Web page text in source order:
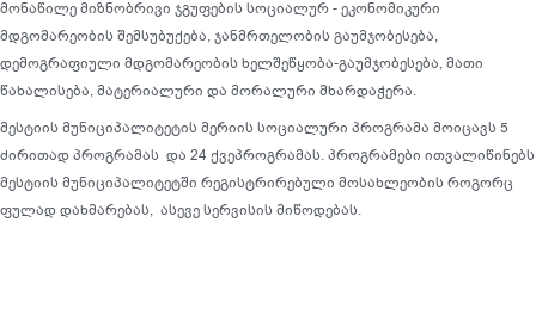
მონაწილე მიზნობრივი ჯგუფების სოციალურ - ეკონომიკური
მდგომარეობის შემსუბუქება, ჯანმრთელობის გაუმჯობესება,
დემოგრაფიული მდგომარეობის ხელშეწყობა-გაუმჯობესება, მათი
წახალისება, მატერიალური და მორალური მხარდაჭერა.
მესტიის მუნიციპალიტეტის მერიის სოციალური პროგრამა მოიცავს 5
ძირითად პროგრამას და 24 ქვეპროგრამას. პროგრამები ითვალიწინებს
მესტიის მუნიციპალიტეტში რეგისტრირებული მოსახლეობის როგორც
ფულად დახმარებას, ასევე სერვისის მიწოდებას.